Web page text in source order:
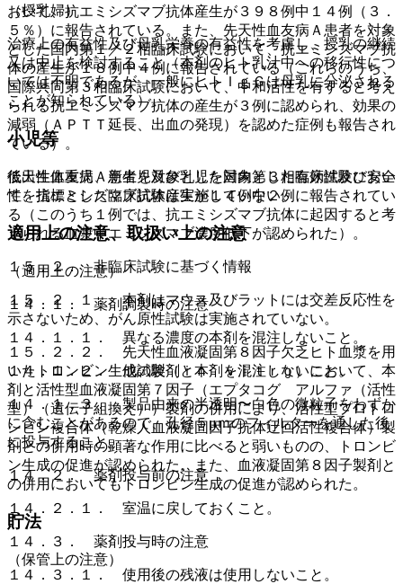
おいて、抗エミシズマブ抗体産生が３９８例中１４例（３．
５％）に報告されている。また、先天性血友病Ａ患者を対象
とした国内第１／２相臨床試験において、抗エミシズマブ抗
体の産生が１８例中４例に報告されている（これらのうち、
国際共同第３相臨床試験において、中和活性を有すると考え
られる抗エミシズマブ抗体の産生が３例に認められ、効果の
減弱（ＡＰＴＴ延長、出血の発現）を認めた症例も報告され
ている）。
後天性血友病Ａ患者を対象とした国内第３相臨床試験におい
て、抗エミシズマブ抗体産生が１４例中２例に報告されてい
る（このうち１例では、抗エミシズマブ抗体に起因すると考
えられる血漿中エミシズマブ濃度低下が認められた）。
１５．２． 非臨床試験に基づく情報
１５．２．１． 本剤はマウス及びラットには交差反応性を
示さないため、がん原性試験は実施されていない。
１５．２．２． 先天性血液凝固第８因子欠乏ヒト血漿を用
いたトロンビン生成試験（ｉｎ ｖｉｔｒｏ）において、本
剤と活性型血液凝固第７因子（エプタコグ アルファ（活性
型）（遺伝子組換え））製剤の併用により、活性型プロトロ
ンビン複合体（乾燥人血液凝固因子抗体迂回活性複合体）製
剤との併用時の顕著な作用に比べると弱いものの、トロンビ
ン生成の促進が認められた。また、血液凝固第８因子製剤と
の併用においてもトロンビン生成の促進が認められた。
貯法
（保管上の注意）
（授乳婦）
治療上の有益性及び母乳栄養の有益性を考慮し、授乳の継続
又は中止を検討すること（本剤のヒト乳汁中への移行性につ
いては不明であるが、一般にヒトＩｇＧは母乳に分泌される
ことが知られている）。
小児等
低出生体重児、新生児及び乳児を対象とした有効性及び安全
性を指標とした臨床試験は実施していない。
適用上の注意、取扱い上の注意
（適用上の注意）
１４．１． 薬剤調製時の注意
１４．１．１． 異なる濃度の本剤を混注しないこと。
１４．１．２． 他の製剤と本剤を混注しないこと。
１４．１．３． 製品由来の半透明〜白色の微粒子をわずか
に含むことがあるので、孔径５μｍのフィルターを通した後
に投与すること。
１４．２． 薬剤投与前の注意
１４．２．１． 室温に戻しておくこと。
１４．３． 薬剤投与時の注意
１４．３．１． 使用後の残液は使用しないこと。